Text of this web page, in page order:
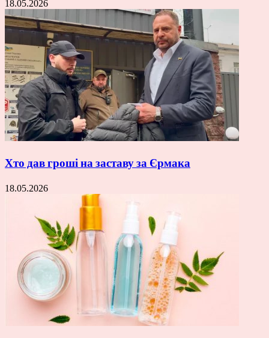
18.05.2026
Хто дав гроші на заставу за Єрмака
18.05.2026